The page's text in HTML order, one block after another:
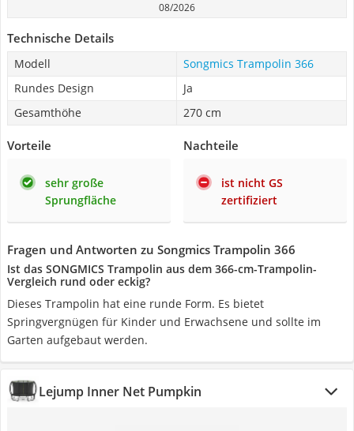
08/2026
Technische Details
Modell
Songmics Trampolin 366
Rundes Design
Ja
Gesamthöhe
270 cm
Vorteile
sehr große
Sprungfläche
Nachteile
ist nicht GS
zertifiziert
Fragen und Antworten zu Songmics Trampolin 366
Ist das SONGMICS Trampolin aus dem 366-cm-Trampolin-
Vergleich rund oder eckig?
Dieses Trampolin hat eine runde Form. Es bietet
Springvergnügen für Kinder und Erwachsene und sollte im
Garten aufgebaut werden.
Lejump Inner Net Pumpkin